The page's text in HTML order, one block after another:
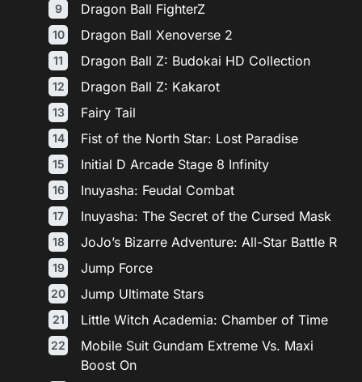
Dragon Ball FighterZ
Dragon Ball Xenoverse 2
Dragon Ball Z: Budokai HD Collection
Dragon Ball Z: Kakarot
Fairy Tail
Fist of the North Star: Lost Paradise
Initial D Arcade Stage 8 Infinity
Inuyasha: Feudal Combat
Inuyasha: The Secret of the Cursed Mask
JoJo’s Bizarre Adventure: All-Star Battle R
Jump Force
Jump Ultimate Stars
Little Witch Academia: Chamber of Time
Mobile Suit Gundam Extreme Vs. Maxi
Boost On